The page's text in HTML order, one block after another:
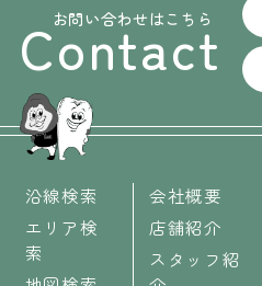
お問い合わせはこちら
Contact
沿線検索
エリア検
索
会社概要
店舗紹介
スタッフ紹